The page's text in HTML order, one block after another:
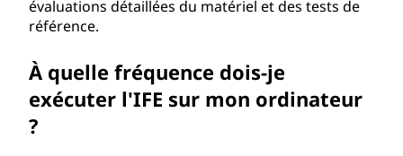
évaluations détaillées du matériel et des tests de
référence.
À quelle fréquence dois-je
exécuter l'IFE sur mon ordinateur
?